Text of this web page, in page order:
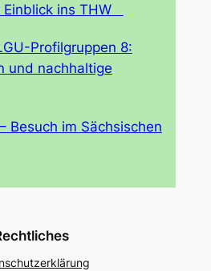
Einblick ins THW
Profilgruppen 8:
und nachhaltige
Besuch im Sächsischen